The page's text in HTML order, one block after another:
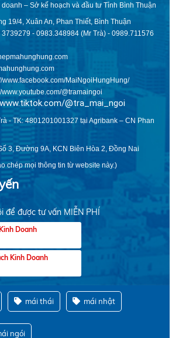
– Sở kế hoạch và đầu tư Tỉnh Bình Thuận
19/4, Xuân An, Phan Thiết, Bình Thuận
- 0983.348984 (Mr Trà) - 0989.711576
www.facebook.com/MaiNgoiHungHung/
www.youtube.com/@tramaingoi
@tra_mai_ngoi
- TK: 4801201001327 tại Agribank – CN Phan
3, Đường 9A, KCN Biên Hòa 2, Đồng Nai
chép mọi thông tin từ website này.)
để được tư vấn MIỄN PHÍ
Doanh
Kinh Doanh
mái thái mái nhật
ngói